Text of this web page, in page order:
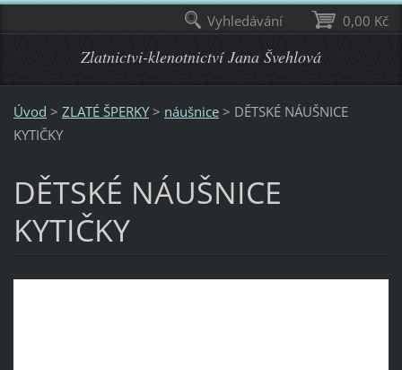
Zlatnictvi-klenotnictví Jana Švehlová
Úvod > ZLATÉ ŠPERKY > náušnice > DĚTSKÉ NÁUŠNICE
KYTIČKY
DĚTSKÉ NÁUŠNICE
KYTIČKY
0,00 Kč
Vyhledávání